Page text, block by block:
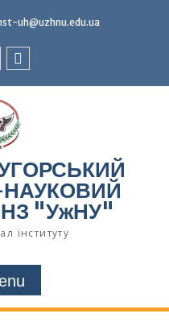
uh@uzhnu.edu.ua
"УжНУ"
інституту